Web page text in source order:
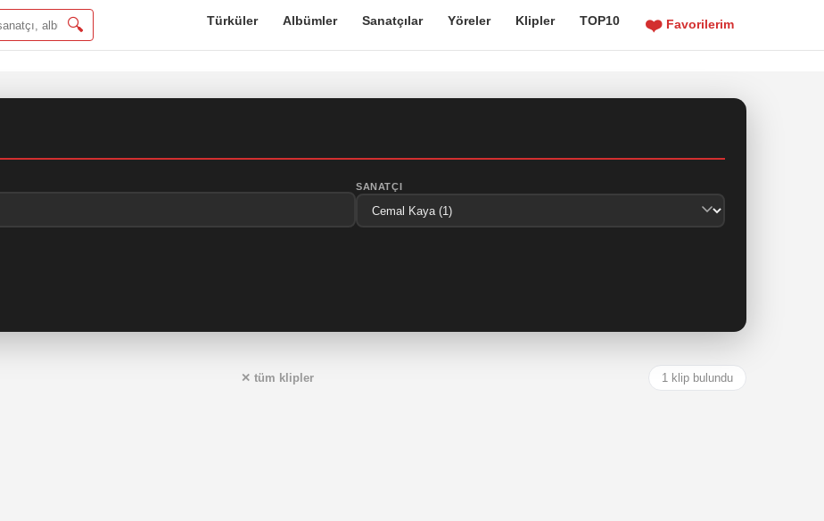
🔍 Türküler Albümler Sanatçılar Yöreler Klipler TOP10 ❤️ Favorilerim
SANATÇI
✕ tüm klipler 1 klip bulundu